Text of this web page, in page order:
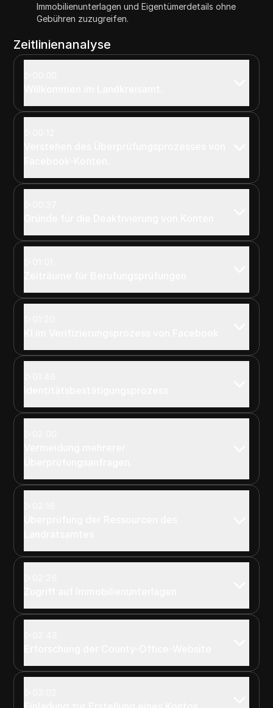
Immobilienunterlagen und Eigentümerdetails ohne
Gebühren zuzugreifen.
Zeitlinienanalyse